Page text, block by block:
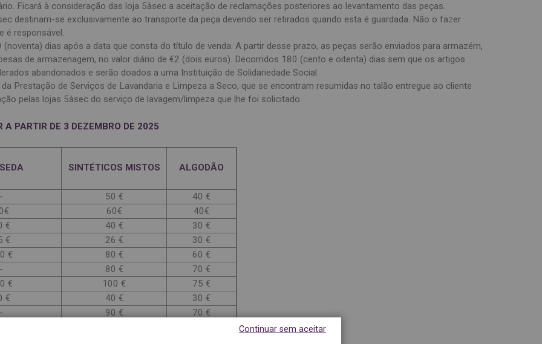
Ficará à consideração das loja 5àsec a aceitação de reclamações posteriores ao levantamento das peças.
destinam-se exclusivamente ao transporte da peça devendo ser retirados quando esta é guardada. Não o fazer
é responsável.
dias após a data que consta do título de venda. A partir desse prazo, as peças serão enviados para armazém,
de armazenagem, no valor diário de €2 (dois euros). Decorridos 180 (cento e oitenta) dias sem que os artigos
abandonados e serão doados a uma Instituição de Solidariedade Social.
Prestação de Serviços de Lavandaria e Limpeza a Seco, que se encontram resumidas no talão entregue ao cliente
pelas lojas 5àsec do serviço de lavagem/limpeza que lhe foi solicitado.
PARTIR DE 3 DEZEMBRO DE 2025
SINTÉTICOS MISTOS ALGODÃO
- 50 €
40 €
60€
40€
€ 40 €
30 €
€ 26 €
30 €
€ 80 €
60 €
- 80 €
70 €
€ 100 €
75 €
€ 40 €
30 €
- 90 €
70 €
Continuar sem aceitar